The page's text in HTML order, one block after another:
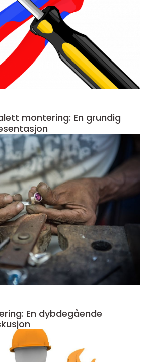
montering: En grundig
En dybdegående